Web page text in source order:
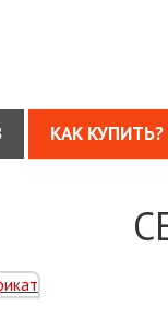
КАК КУПИТЬ?